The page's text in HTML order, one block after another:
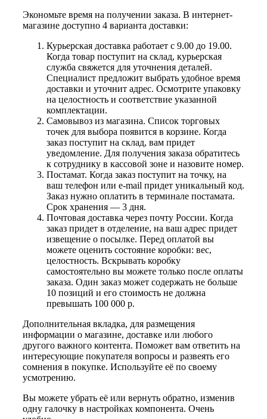
Экономьте время на получении заказа. В интернет-
магазине доступно 4 варианта доставки:
Курьерская доставка работает с 9.00 до 19.00.
Когда товар поступит на склад, курьерская
служба свяжется для уточнения деталей.
Специалист предложит выбрать удобное время
доставки и уточнит адрес. Осмотрите упаковку
на целостность и соответствие указанной
комплектации.
Самовывоз из магазина. Список торговых
точек для выбора появится в корзине. Когда
заказ поступит на склад, вам придет
уведомление. Для получения заказа обратитесь
к сотруднику в кассовой зоне и назовите номер.
Постамат. Когда заказ поступит на точку, на
ваш телефон или e-mail придет уникальный код.
Заказ нужно оплатить в терминале постамата.
Срок хранения — 3 дня.
Почтовая доставка через почту России. Когда
заказ придет в отделение, на ваш адрес придет
извещение о посылке. Перед оплатой вы
можете оценить состояние коробки: вес,
целостность. Вскрывать коробку
самостоятельно вы можете только после оплаты
заказа. Один заказ может содержать не больше
10 позиций и его стоимость не должна
превышать 100 000 р.
Дополнительная вкладка, для размещения
информации о магазине, доставке или любого
другого важного контента. Поможет вам ответить на
интересующие покупателя вопросы и развеять его
сомнения в покупке. Используйте её по своему
усмотрению.
Вы можете убрать её или вернуть обратно, изменив
одну галочку в настройках компонента. Очень